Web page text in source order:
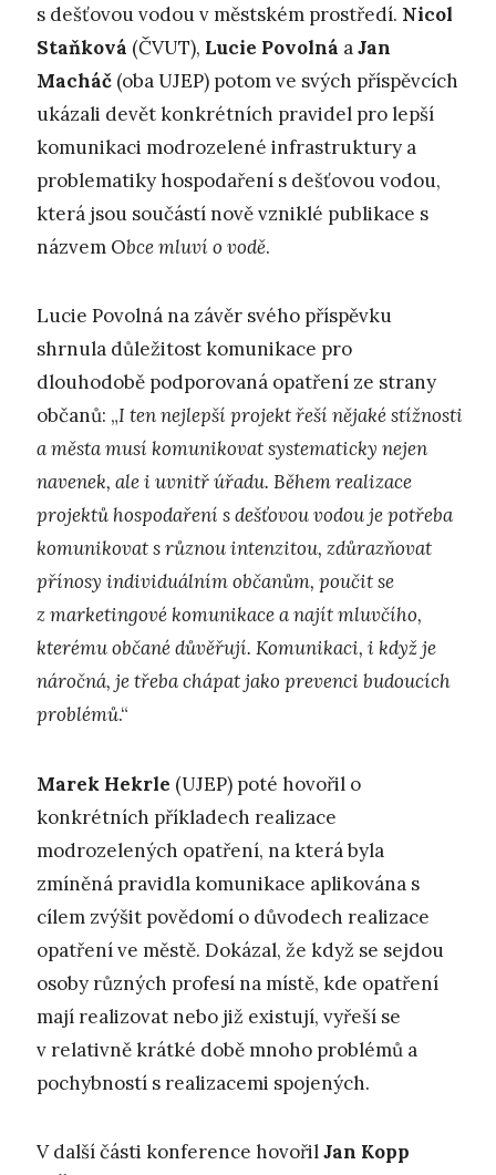
s dešťovou vodou v městském prostředí. Nicol
Staňková (ČVUT), Lucie Povolná aJan
Macháč (oba UJEP) potom ve svých příspěvcích
ukázali devět konkrétních pravidel pro lepší
komunikaci modrozelené infrastruktury a
problematiky hospodaření s dešťovou vodou,
která jsou součástí nově vzniklé publikace s
názvem Obce mluví o vodě.
Lucie Povolná na závěr svého příspěvku
shrnula důležitost komunikace pro
dlouhodobě podporovaná opatření ze strany
občanů: „I ten nejlepší projekt řeší nějaké stížnosti
a města musí komunikovat systematicky nejen
navenek, ale i uvnitř úřadu. Během realizace
projektů hospodaření s dešťovou vodou je potřeba
komunikovat s různou intenzitou, zdůrazňovat
přínosy individuálním občanům, poučit se
z marketingové komunikace a najít mluvčího,
kterému občané důvěřují. Komunikaci, i když je
náročná, je třeba chápat jako prevenci budoucích
problémů.“
Marek Hekrle (UJEP) poté hovořil o
konkrétních příkladech realizace
modrozelených opatření, na která byla
zmíněná pravidla komunikace aplikována s
cílem zvýšit povědomí o důvodech realizace
opatření ve městě. Dokázal, že když se sejdou
osoby různých profesí na místě, kde opatření
mají realizovat nebo již existují, vyřeší se
v relativně krátké době mnoho problémů a
pochybností s realizacemi spojených.
V další části konference hovořilJan Kopp